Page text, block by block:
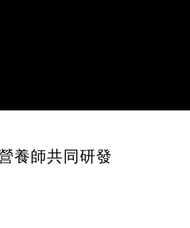
養師共同研發